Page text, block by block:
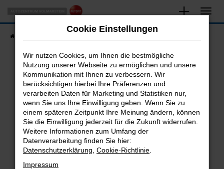
Zum
Hauptinhalt
springen
Fahrzeugsuche
Fehler: Network Error
Beim Laden ist ein Fehler aufgetreten.
Hier sind ein paar Tipps, die dir helfen können:
Überprüfe deine Firewall und deine
Internetverbindung.
Laden andere Webseiten, zum Beispiel deine
Suchmaschine?
Cookie Einstellungen
Wir nutzen Cookies, um Ihnen die bestmögliche
Nutzung unserer Webseite zu ermöglichen und unsere
Kommunikation mit Ihnen zu verbessern. Wir
berücksichtigen hierbei Ihre Präferenzen und
verarbeiten Daten für Marketing und Statistiken nur,
wenn Sie uns Ihre Einwilligung geben. Wenn Sie zu
einem späteren Zeitpunkt Ihre Meinung ändern, können
Sie die Einwilligung jederzeit für die Zukunft widerrufen.
Weitere Informationen zum Umfang der
Datenverarbeitung finden Sie hier:
Datenschutzerklärung Cookie-Richtlinie
Impressum